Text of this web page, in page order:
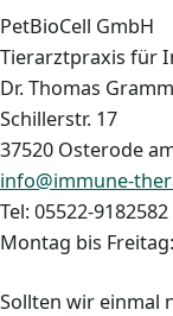
PetBioCell GmbH
Tierarztpraxis für
Dr. Thomas
Schillerstr. 17
37520 Osterode
info@immune-
Tel: 05522-9182582
Montag bis
Sollten wir einmal